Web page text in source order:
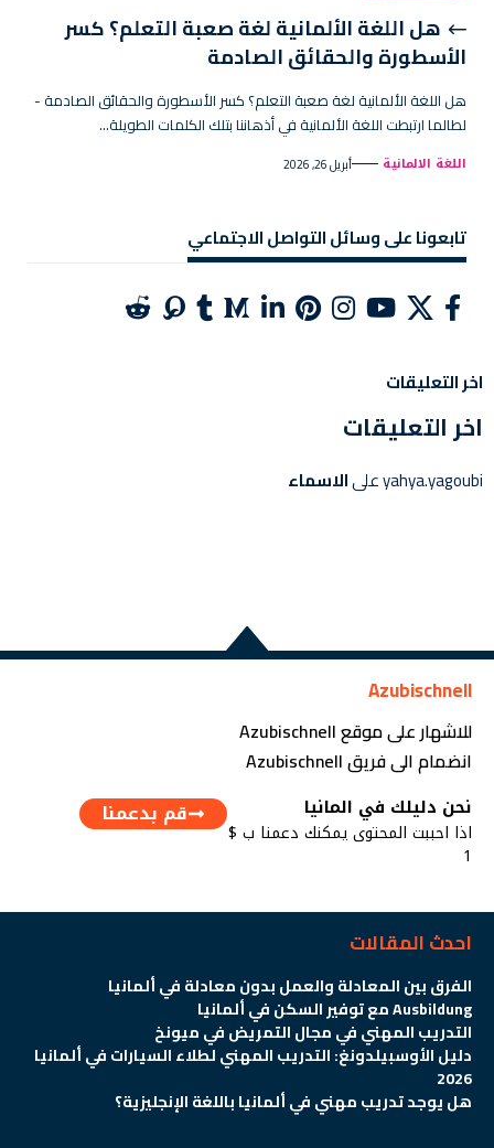
هل اللغة الألمانية لغة صعبة التعلم؟ كسر
الأسطورة والحقائق الصادمة
هل اللغة الألمانية لغة صعبة التعلم؟ كسر الأسطورة والحقائق الصادمة -
لطالما ارتبطت اللغة الألمانية في أذهاننا بتلك الكلمات الطويلة…
اللغة الالمانية أبريل 26, 2026
تابعونا على وسائل التواصل الاجتماعي
اخر التعليقات
اخر التعليقات
yahya.yagoubiعلىالاسماء
Azubischnell
للاشهار على موقع Azubischnell
انضمام الى فريق Azubischnell
نحن دليلك في المانيا
اذا احببت المحتوى يمكنك دعمنا ب $
1
قم بدعمنا
احدث المقالات
الفرق بين المعادلة والعمل بدون معادلة في ألمانيا
Ausbildung مع توفير السكن في ألمانيا
التدريب المهني في مجال التمريض في ميونخ
دليل الأوسبيلدونغ: التدريب المهني لطلاء السيارات في ألمانيا
2026
هل يوجد تدريب مهني في ألمانيا باللغة الإنجليزية؟